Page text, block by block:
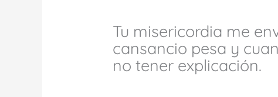
Tu misericordia me
cansancio pesa y
no tener explicación.